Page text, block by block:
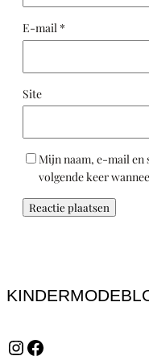
E-mail *
Site
Mijn naam, e-mail en
volgende keer
InstagramFacebook